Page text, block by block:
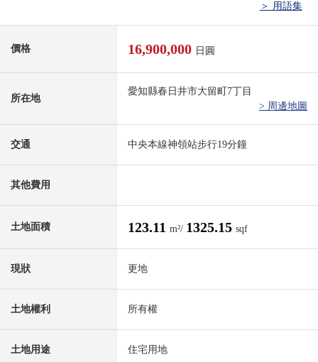
＞ 用語集
價格 16,900,000 日圓
所在地
愛知縣春日井市大留町7丁目
> 周邊地圖
交通 中央本線神領站步行19分鐘
其他費用
土地面積 123.11 m²/ 1325.15 sqf
現狀 更地
土地權利 所有權
土地用途 住宅用地